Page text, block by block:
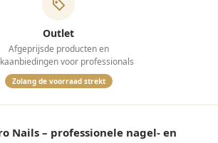
Outlet
Afgeprijsde producten en
voor professionals
Zolang de voorraad strekt
Nails – professionele nagel- en